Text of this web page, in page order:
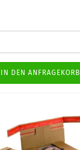
IN DEN ANFRAGEKORB